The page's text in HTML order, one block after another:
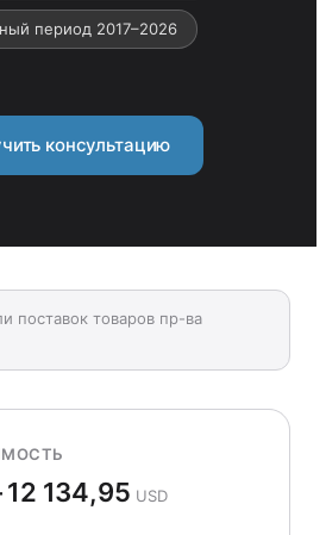
период 2017–2026
консультацию
поставок товаров пр-ва
12 134,95 USD